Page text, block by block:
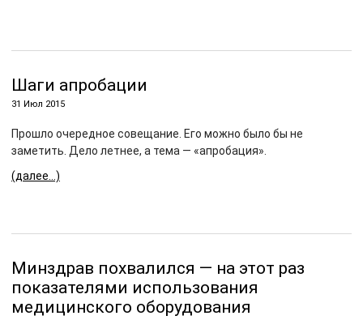
Шаги апробации
31 Июл 2015
Прошло очередное совещание. Его можно было бы не
заметить. Дело летнее, а тема — «апробация».
(далее…)
Минздрав похвалился — на этот раз
показателями использования
медицинского оборудования